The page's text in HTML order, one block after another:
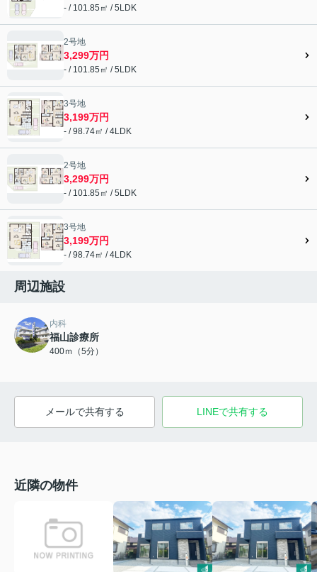
- / 101.85㎡ / 5LDK
2号地
3,299万円
- / 101.85㎡ / 5LDK
3号地
3,199万円
- / 98.74㎡ / 4LDK
2号地
3,299万円
- / 101.85㎡ / 5LDK
3号地
3,199万円
- / 98.74㎡ / 4LDK
周辺施設
内科
福山診療所
400ｍ（5分）
メールで共有する LINEで共有する
近隣の物件